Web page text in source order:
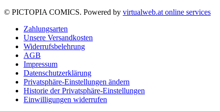
© PICTOPIA COMICS. Powered by virtualweb.at online services
Zahlungsarten
Unsere Versandkosten
Widerrufsbelehrung
AGB
Impressum
Datenschutzerklärung
Privatsphäre-Einstellungen ändern
Historie der Privatsphäre-Einstellungen
Einwilligungen widerrufen